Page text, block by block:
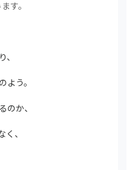
す。
う。
のか、
、